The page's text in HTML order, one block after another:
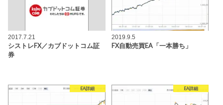
2017.7.21
シストレFX／カブドットコム証
券
2019.9.5
FX自動売買EA「一本勝ち」
EA詳細 EA詳細